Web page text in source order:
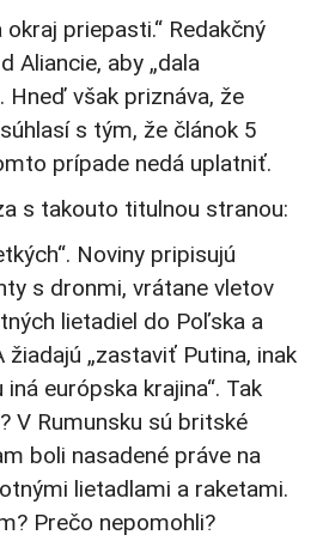
priepasti.“ Redakčný
Aliancie, aby „dala
Hneď však priznáva, že
s tým, že článok 5
prípade nedá uplatniť.
s takouto titulnou stranou:
Noviny pripisujú
s dronmi, vrátane vletov
lietadiel do Poľska a
žiadajú „zastaviť Putina, inak
európska krajina“. Tak
V Rumunsku sú britské
boli nasadené práve na
lietadlami a raketami.
Prečo nepomohli?